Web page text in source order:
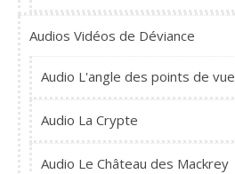
Audios Vidéos de Déviance
Audio L'angle des points de vue
Audio La Crypte
Audio Le Château des Mackrey